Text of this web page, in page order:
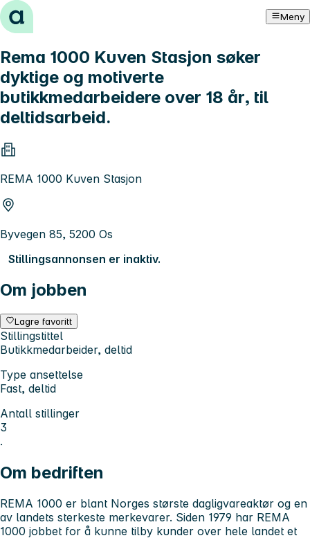
Hopp til innhold Meny
Rema 1000 Kuven Stasjon søker
dyktige og motiverte
butikkmedarbeidere over 18 år, til
deltidsarbeid.
REMA 1000 Kuven Stasjon
Byvegen 85, 5200 Os
Stillingsannonsen er inaktiv.
Om jobben
Lagre favoritt
Stillingstittel
Butikkmedarbeider, deltid
Type ansettelse
Fast, deltid
Antall stillinger
3
.
Om bedriften
REMA 1000 er blant Norges største dagligvareaktør og en
av landets sterkeste merkevarer. Siden 1979 har REMA
1000 jobbet for å kunne tilby kunder over hele landet et